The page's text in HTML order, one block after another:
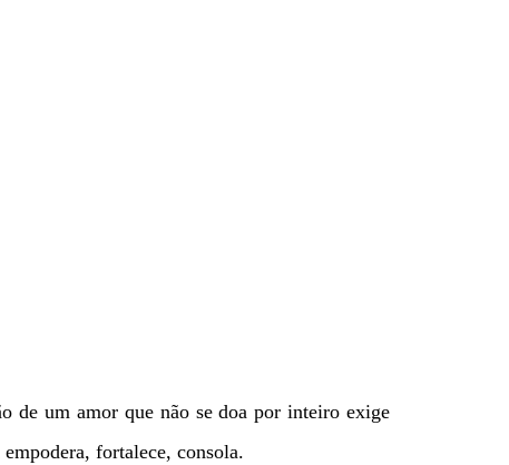
de um amor que não se doa por inteiro exige
fortalece, consola.